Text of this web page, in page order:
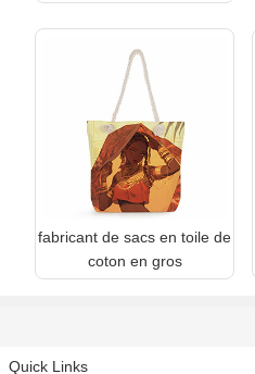
fabricant de sacs en toile de
coton en gros
Quick Links